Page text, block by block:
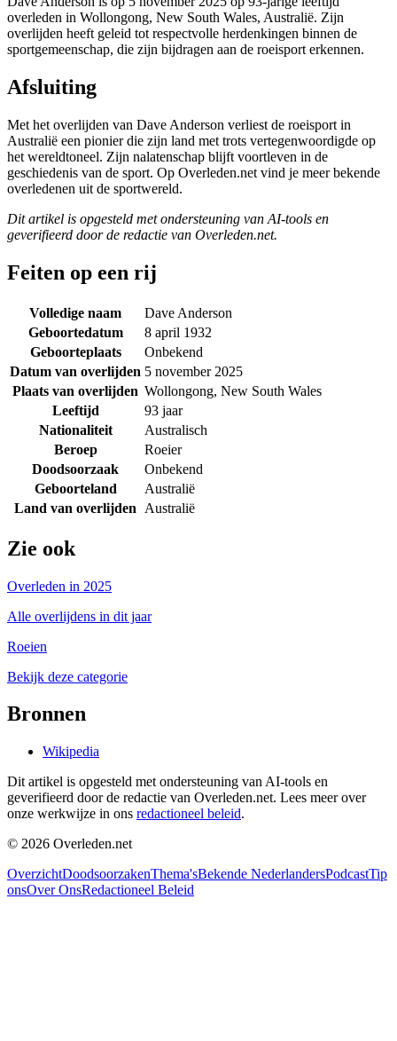
overleden in Wollongong, New South Wales, Australië. Zijn
overlijden heeft geleid tot respectvolle herdenkingen binnen de
sportgemeenschap, die zijn bijdragen aan de roeisport erkennen.
Afsluiting
Met het overlijden van Dave Anderson verliest de roeisport in
Australië een pionier die zijn land met trots vertegenwoordigde op
het wereldtoneel. Zijn nalatenschap blijft voortleven in de
geschiedenis van de sport. Op Overleden.net vind je meer bekende
overledenen uit de sportwereld.
Dit artikel is opgesteld met ondersteuning van AI-tools en
geverifieerd door de redactie van Overleden.net.
Feiten op een rij
Volledige naam
Dave Anderson
Geboortedatum
8 april 1932
Geboorteplaats
Onbekend
Datum van overlijden 5 november 2025
Plaats van overlijden Wollongong, New South Wales
Leeftijd
93 jaar
Nationaliteit
Australisch
Beroep
Roeier
Doodsoorzaak
Onbekend
Geboorteland
Australië
Land van overlijden
Australië
Zie ook
Overleden in 2025
Alle overlijdens in dit jaar
Roeien
Bekijk deze categorie
Bronnen
Wikipedia
Dit artikel is opgesteld met ondersteuning van AI-tools en
geverifieerd door de redactie van Overleden.net. Lees meer over
onze werkwijze in ons redactioneel beleid.
© 2026 Overleden.net
OverzichtDoodsoorzakenThema'sBekende NederlandersPodcastTip
onsOver OnsRedactioneel Beleid